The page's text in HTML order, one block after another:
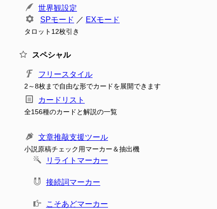
世界観設定
SPモード ／ EXモード
タロット12枚引き
スペシャル
フリースタイル
2～8枚まで自由な形でカードを展開できます
カードリスト
全156種のカードと解説の一覧
文章推敲支援ツール
小説原稿チェック用マーカー＆抽出機
リライトマーカー
接続詞マーカー
こそあどマーカー